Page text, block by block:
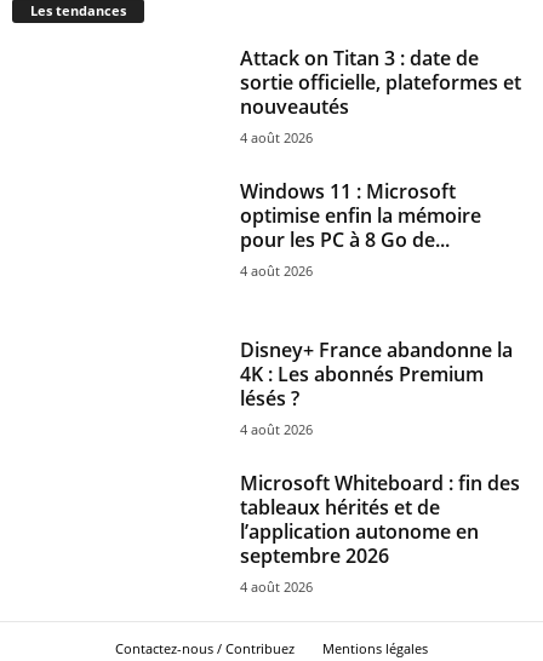
Les tendances
Attack on Titan 3 : date de
sortie officielle, plateformes et
nouveautés
4 août 2026
Windows 11 : Microsoft
optimise enfin la mémoire
pour les PC à 8 Go de...
4 août 2026
Disney+ France abandonne la
4K : Les abonnés Premium
lésés ?
4 août 2026
Microsoft Whiteboard : fin des
tableaux hérités et de
l’application autonome en
septembre 2026
4 août 2026
Contactez-nous / Contribuez Mentions légales